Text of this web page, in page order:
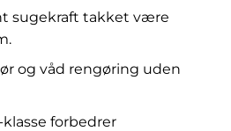
sugekraft takket være
og våd rengøring uden
forbedrer